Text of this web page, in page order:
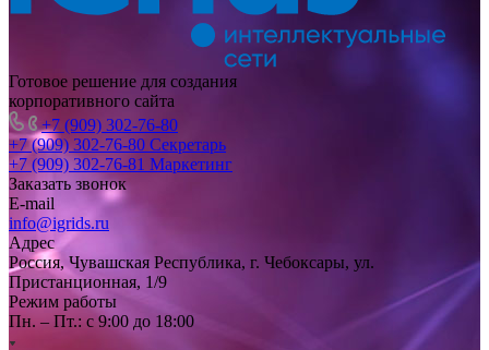
Готовое решение для создания
корпоративного сайта
+7 (909) 302-76-80
+7 (909) 302-76-80 Секретарь
+7 (909) 302-76-81 Маркетинг
Заказать звонок
E-mail
info@igrids.ru
Адрес
Россия, Чувашская Республика, г. Чебоксары, ул.
Пристанционная, 1/9
Режим работы
Пн. – Пт.: с 9:00 до 18:00